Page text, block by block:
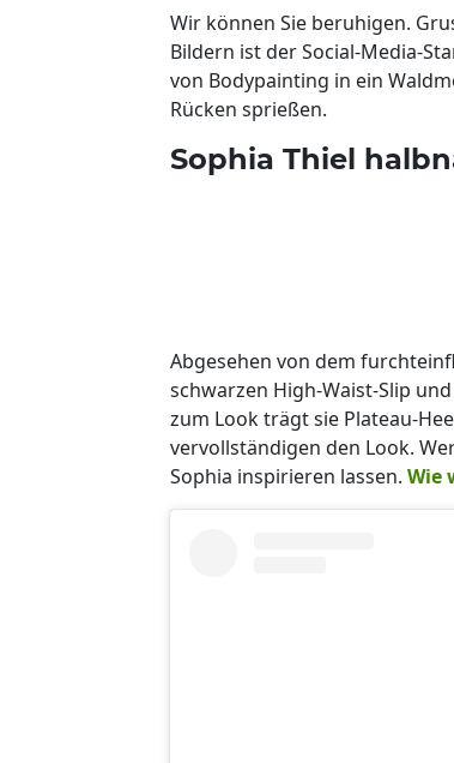
Wir können Sie beruhigen.
Bildern ist der Social-Media-
von Bodypainting in ein
Rücken sprießen.
Sophia Thiel
Abgesehen von dem
schwarzen High-Waist-Slip
zum Look trägt sie Plateau-
vervollständigen den Look.
Sophia inspirieren lassen. Wie